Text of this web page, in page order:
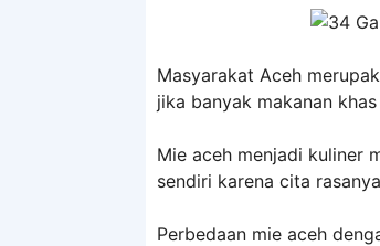
Masyarakat Aceh
jika banyak makanan
Mie aceh menjadi kuliner
sendiri karena cita
Perbedaan mie aceh